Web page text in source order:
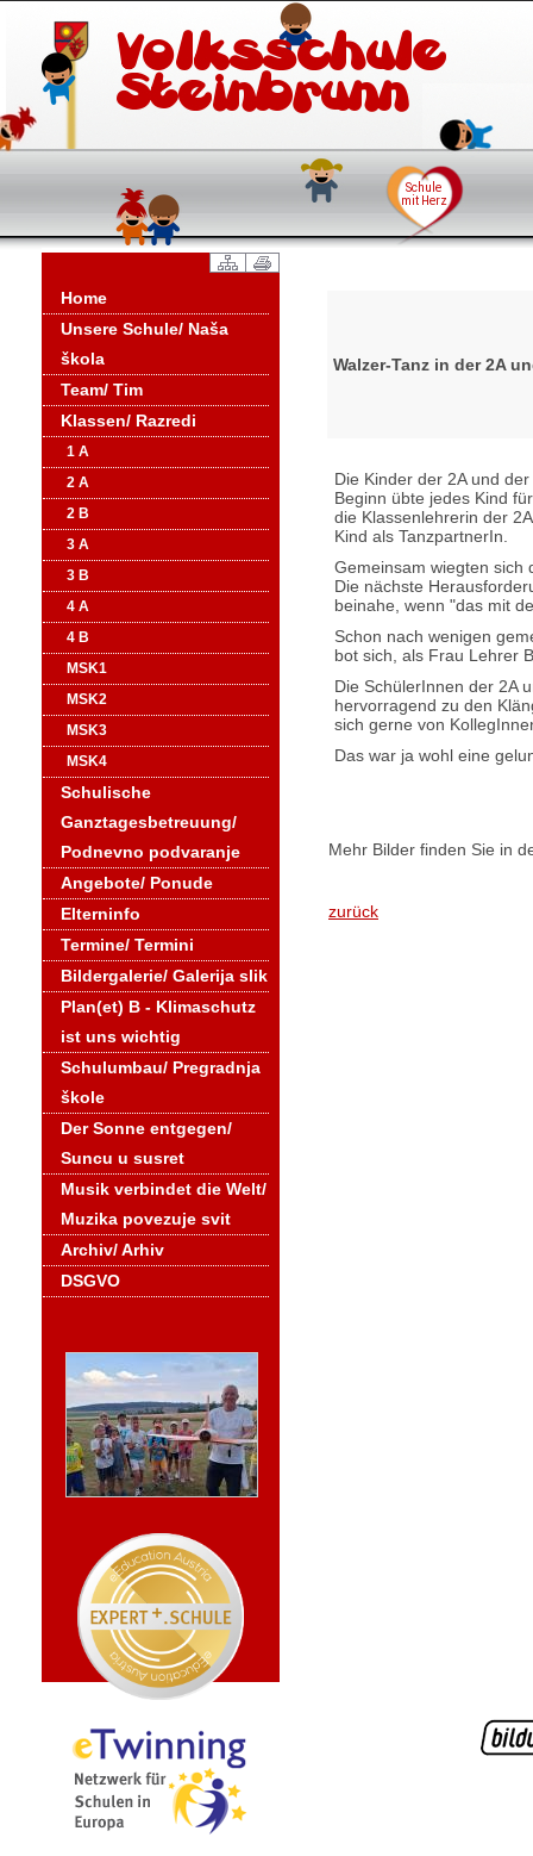
Home
Unsere Schule/ Naša
škola
Team/ Tim
Klassen/ Razredi
1 A
2 A
2 B
3 A
3 B
4 A
4 B
MSK1
MSK2
MSK3
MSK4
Schulische
Ganztagesbetreuung/
Podnevno podvaranje
Angebote/ Ponude
Elterninfo
Termine/ Termini
Bildergalerie/ Galerija slik
Plan(et) B - Klimaschutz
ist uns wichtig
Schulumbau/ Pregradnja
škole
Der Sonne entgegen/
Suncu u susret
Musik verbindet die Welt/
Muzika povezuje svit
Archiv/ Arhiv
DSGVO
Walzer-Tanz in der 2A
Die Kinder der 2A und
Beginn übte jedes Kind
die Klassenlehrerin der
Kind als TanzpartnerIn.
Gemeinsam wiegten sich
Die nächste
beinahe, wenn "das mit
Schon nach wenigen
bot sich, als Frau Lehrer
Die SchülerInnen der 2A
hervorragend zu den
sich gerne von
Das war ja wohl eine
Mehr Bilder finden Sie in
zurück